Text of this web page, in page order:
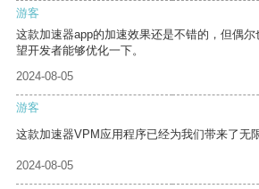
游客
这款加速器app的加速效果还是不错的，但偶
望开发者能够优化一下。
2024-08-05
游客
这款加速器VPM应用程序已经为我们带来了无
2024-08-05